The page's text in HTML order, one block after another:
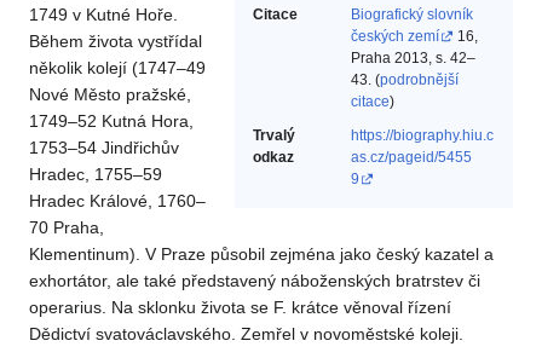
Citace
Biografický slovník
českých zemí
16,
Praha 2013, s. 42–
43. (podrobnější
citace)
Trvalý
odkaz
https://biography.hiu.c
as.cz/pageid/5455
9
1749 v Kutné Hoře.
Během života vystřídal
několik kolejí (1747–49
Nové Město pražské,
1749–52 Kutná Hora,
1753–54 Jindřichův
Hradec, 1755–59
Hradec Králové, 1760–
70 Praha,
Klementinum). V Praze působil zejména jako český kazatel a
exhortátor, ale také představený náboženských bratrstev či
operarius. Na sklonku života se F. krátce věnoval řízení
Dědictví svatováclavského. Zemřel v novoměstské koleji.